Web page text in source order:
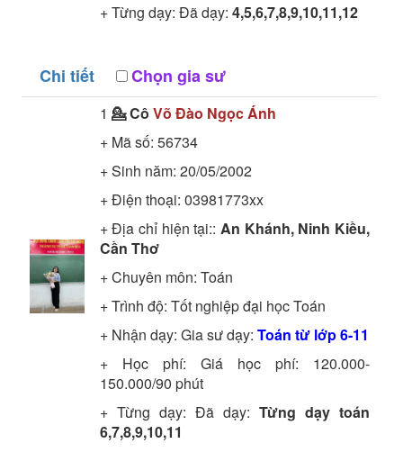
+ Từng dạy: Đã dạy: 4,5,6,7,8,9,10,11,12
Chi tiết Chọn gia sư
1 💁 Cô Võ Đào Ngọc Ánh
+ Mã số: 56734
+ Sinh năm: 20/05/2002
+ Điện thoại: 03981773xx
+ Địa chỉ hiện tại:: An Khánh, Ninh Kiều,
Cần Thơ
+ Chuyên môn: Toán
+ Trình độ: Tốt nghiệp đại họcToán
+ Nhận dạy: Gia sư dạy: Toán từ lớp 6-11
+ Học phí: Giá học phí: 120.000-
150.000/90 phút
+ Từng dạy: Đã dạy: Từng dạy toán
6,7,8,9,10,11